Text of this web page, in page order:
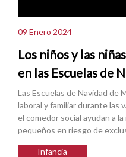
09 Enero 2024
Los niños y las
en las Escuelas de
Las Escuelas de Navidad de
laboral y familiar durante las
el comedor social ayudan a
pequeños en riesgo de
Infancia